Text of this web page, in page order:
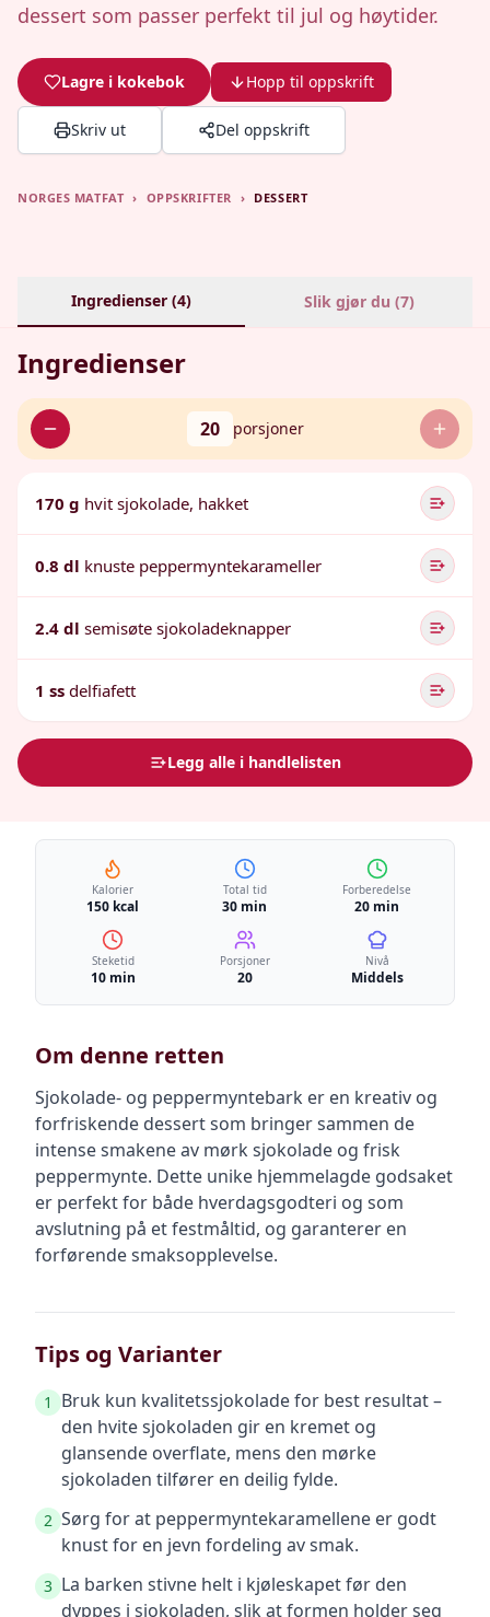
dessert som passer perfekt til jul og høytider.
Lagre i kokebok Hopp til oppskrift
Skriv ut Del oppskrift
NORGES MATFAT › OPPSKRIFTER › DESSERT
Ingredienser (4) Slik gjør du (7)
Ingredienser
20 porsjoner
170 g hvit sjokolade, hakket
0.8 dl knuste peppermyntekarameller
2.4 dl semisøte sjokoladeknapper
1 ss delfiafett
Legg alle i handlelisten
Kalorier
150 kcal
Total tid
30 min
Forberedelse
20 min
Steketid
10 min
Porsjoner
20
Nivå
Middels
Om denne retten
Sjokolade- og peppermyntebark er en kreativ og
forfriskende dessert som bringer sammen de
intense smakene av mørk sjokolade og frisk
peppermynte. Dette unike hjemmelagde godsaket
er perfekt for både hverdagsgodteri og som
avslutning på et festmåltid, og garanterer en
forførende smaksopplevelse.
Tips og Varianter
1
Bruk kun kvalitetssjokolade for best resultat –
den hvite sjokoladen gir en kremet og
glansende overflate, mens den mørke
sjokoladen tilfører en deilig fylde.
2 Sørg for at peppermyntekaramellene er godt
knust for en jevn fordeling av smak.
3 La barken stivne helt i kjøleskapet før den
dyppes i sjokoladen, slik at formen holder seg